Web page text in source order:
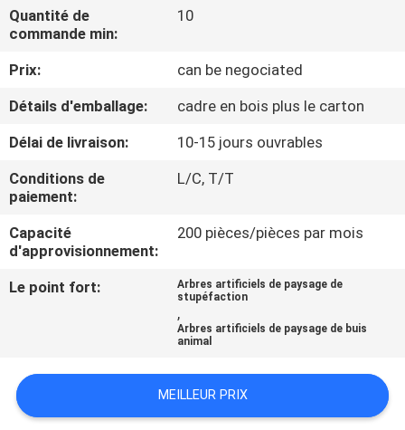
VISITE
DE
L'USINE
CONTRÔLE
QUALITÉ
CONTACTEZ-
NOUS
LES
AFFAIRES
Quantité de
commande min:
10
Prix:
can be negociated
Détails d'emballage:
cadre en bois plus le carton
Délai de livraison:
10-15 jours ouvrables
Conditions de
paiement:
L/C, T/T
Capacité
d'approvisionnement:
200 pièces/pièces par mois
Le point fort:
Arbres artificiels de paysage de
stupéfaction
,
Arbres artificiels de paysage de buis
animal
MEILLEUR PRIX